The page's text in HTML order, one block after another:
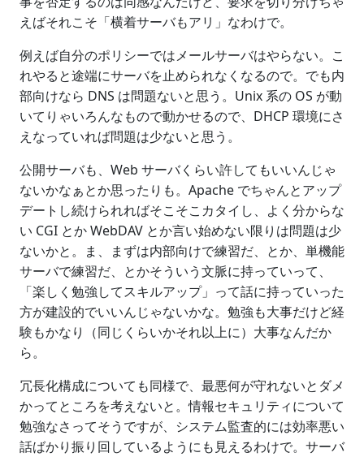
えばそれこそ「横着サーバもアリ」なわけで。
例えば自分のポリシーではメールサーバはやらない。こ
れやると途端にサーバを止められなくなるので。でも内
部向けなら DNS は問題ないと思う。Unix 系の OS が動
いてりゃいろんなもので動かせるので、DHCP 環境にさ
えなっていれば問題は少ないと思う。
公開サーバも、Web サーバくらい許してもいいんじゃ
ないかなぁとか思ったりも。Apache でちゃんとアップ
デートし続けられればそこそこカタイし、よく分からな
い CGI とか WebDAV とか言い始めない限りは問題は少
ないかと。ま、まずは内部向けで練習だ、とか、単機能
サーバで練習だ、とかそういう文脈に持っていって、
「楽しく勉強してスキルアップ」って話に持っていった
方が建設的でいいんじゃないかな。勉強も大事だけど経
験もかなり（同じくらいかそれ以上に）大事なんだか
ら。
冗長化構成についても同様で、最悪何が守れないとダメ
かってところを考えないと。情報セキュリティについて
勉強なさってそうですが、システム監査的には効率悪い
話ばかり振り回しているようにも見えるわけで。サーバ